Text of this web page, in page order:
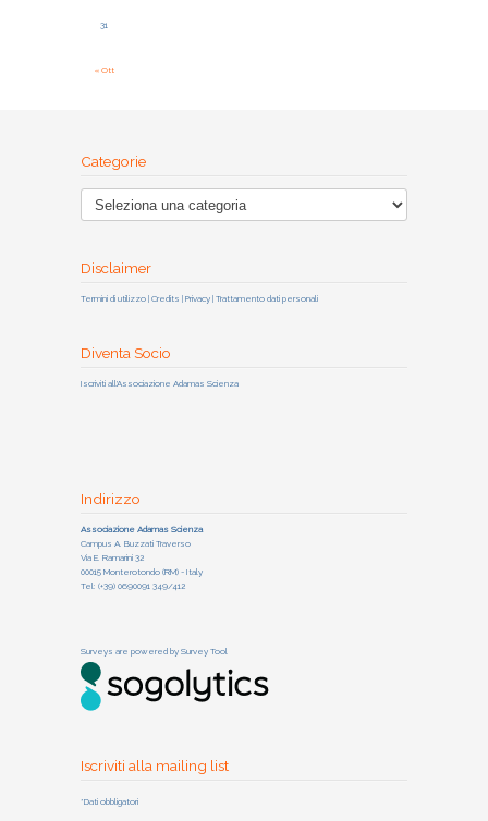
31
« Ott
Categorie
Disclaimer
Termini di utilizzo | Credits | Privacy | Trattamento dati personali
Diventa Socio
Iscriviti all'Associazione Adamas Scienza
Indirizzo
Associazione Adamas Scienza
Campus A. Buzzati Traverso
Via E. Ramarini 32
00015 Monterotondo (RM) - Italy
Tel: (+39) 0690091 349/412
Surveys are powered by Survey Tool
Iscriviti alla mailing list
*Dati obbligatori